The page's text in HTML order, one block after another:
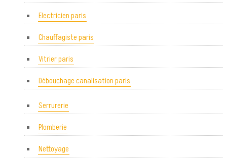
Electricien paris
Chauffagiste paris
Vitrier paris
Débouchage canalisation paris
Serrurerie
Plomberie
Nettoyage